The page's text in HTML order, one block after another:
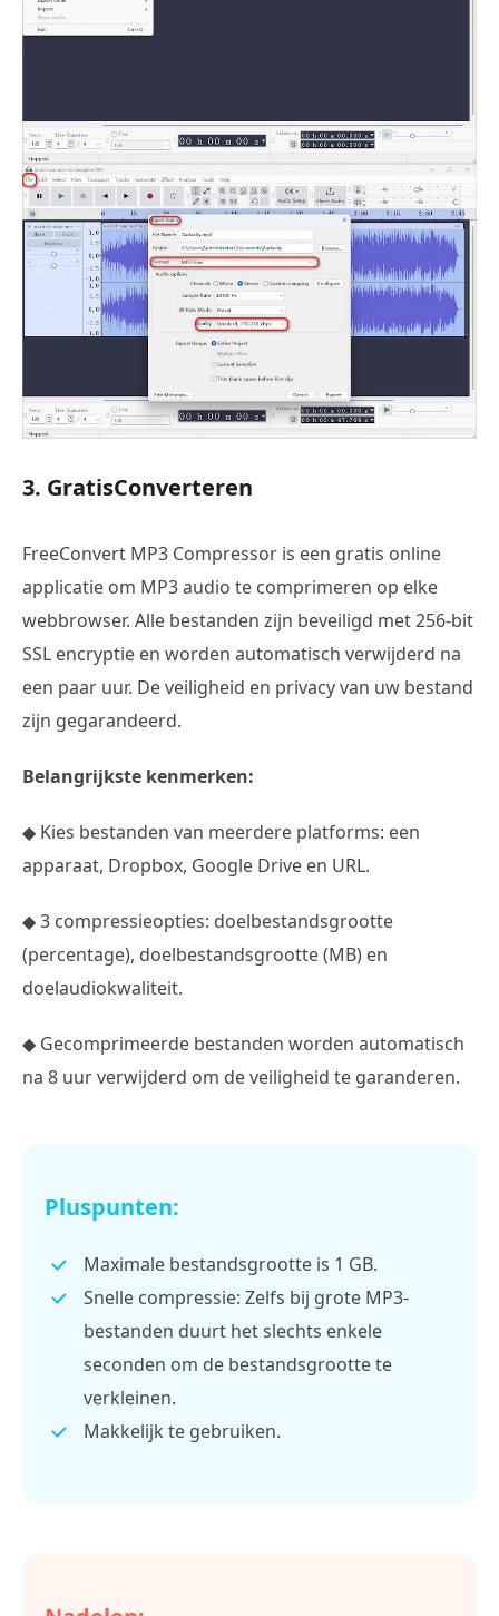
3. GratisConverteren
FreeConvert MP3 Compressor is een gratis online
applicatie om MP3 audio te comprimeren op elke
webbrowser. Alle bestanden zijn beveiligd met 256-bit
SSL encryptie en worden automatisch verwijderd na
een paar uur. De veiligheid en privacy van uw bestand
zijn gegarandeerd.
Belangrijkste kenmerken:
◆ Kies bestanden van meerdere platforms: een
apparaat, Dropbox, Google Drive en URL.
◆ 3 compressieopties: doelbestandsgrootte
(percentage), doelbestandsgrootte (MB) en
doelaudiokwaliteit.
◆ Gecomprimeerde bestanden worden automatisch
na 8 uur verwijderd om de veiligheid te garanderen.
Pluspunten:
Maximale bestandsgrootte is 1 GB.
Snelle compressie: Zelfs bij grote MP3-
bestanden duurt het slechts enkele
seconden om de bestandsgrootte te
verkleinen.
Makkelijk te gebruiken.